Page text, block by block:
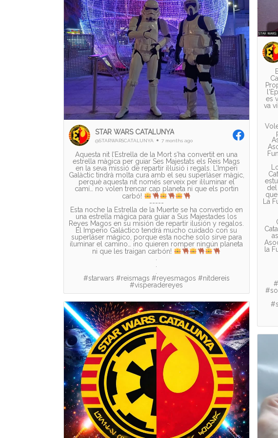
STAR WARS CATALUNYA
@STARWARSCATALUNYA 7 months ago
Aquesta nit l’Estrella de la Mort s’ha convertit en una
estrella màgica per guiar Ses Majestats els Reis Mags
en la seva missió de repartir il·lusió i regals. L’Imperi
Galàctic tindrà molta cura amb el seu superlàser màgic,
perquè aquesta nit només serveix per il·luminar el
camí… no volen trencar cap planeta ni que els portin
carbó!
-----
Esta noche la Estrella de la Muerte se ha convertido en
una estrella mágica para guiar a Sus Majestades los
Reyes Magos en su misión de repartir ilusión y regalos.
El Imperio Galáctico tendrá mucho cuidado con su
superláser mágico, porque esta noche solo sirve para
iluminar el camino… ¡no quieren romper ningún planeta
ni que les traigan carbón!
.
.
.
#starwars #reismags #reyesmagos #nitdereis
#visperadereyes
es
va
del
La
la